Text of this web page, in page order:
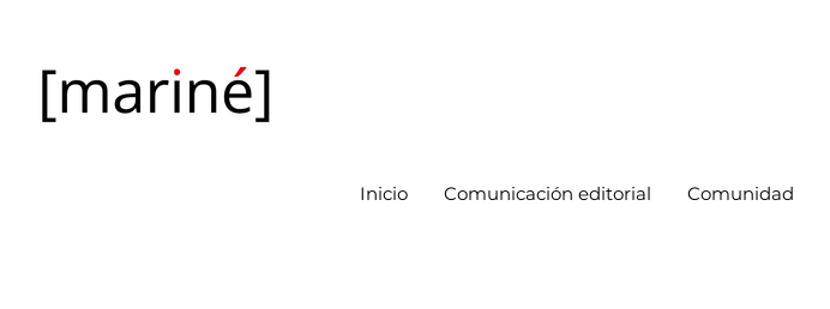
Inicio Comunicación editorial Comunidad